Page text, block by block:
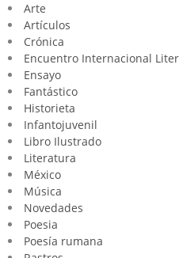
Arte
Artículos
Crónica
Encuentro Internacional
Ensayo
Fantástico
Historieta
Infantojuvenil
Libro Ilustrado
Literatura
México
Música
Novedades
Poesia
Poesía rumana